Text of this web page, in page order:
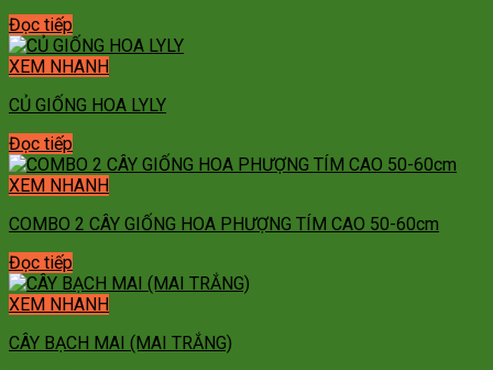
Đọc tiếp
XEM NHANH
CỦ GIỐNG HOA LYLY
Đọc tiếp
XEM NHANH
COMBO 2 CÂY GIỐNG HOA PHƯỢNG TÍM CAO 50-60cm
Đọc tiếp
XEM NHANH
CÂY BẠCH MAI (MAI TRẮNG)